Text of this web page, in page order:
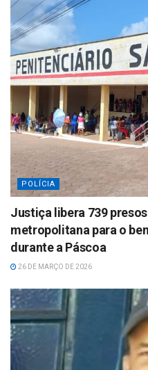
POLÍCIA
Justiça libera 739
metropolitana para o
durante a Páscoa
26 DE MARÇO DE 2026